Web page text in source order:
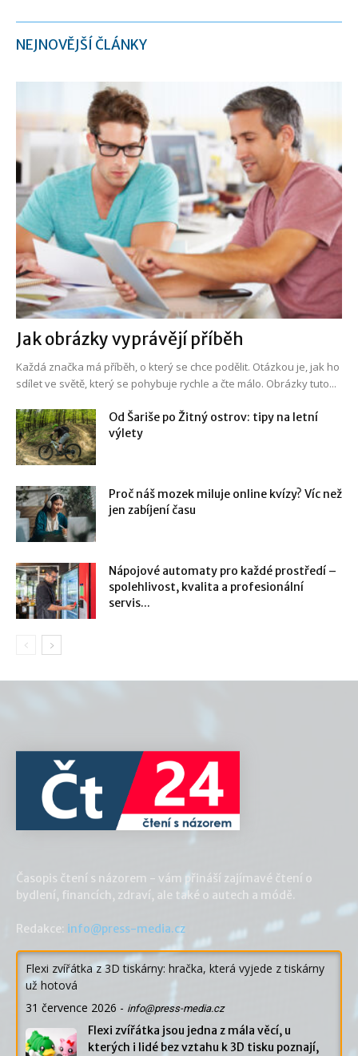
NEJNOVĚJŠÍ ČLÁNKY
Jak obrázky vyprávějí příběh
Každá značka má příběh, o který se chce podělit. Otázkou je, jak ho
sdílet ve světě, který se pohybuje rychle a čte málo. Obrázky tuto...
Od Šariše po Žitný ostrov: tipy na letní
výlety
Proč náš mozek miluje online kvízy? Víc než
jen zabíjení času
Nápojové automaty pro každé prostředí –
spolehlivost, kvalita a profesionální
servis...
Časopis čtení s názorem - vám přináší zajímavé čtení o
bydlení, financích, zdraví, ale také o autech a módě.
Redakce: info@press-media.cz
Flexi zvířátka z 3D tiskárny: hračka, která vyjede z tiskárny
už hotová
31 července 2026 - info@press-media.cz
Flexi zvířátka jsou jedna z mála věcí, u
kterých i lidé bez vztahu k 3D tisku poznají,